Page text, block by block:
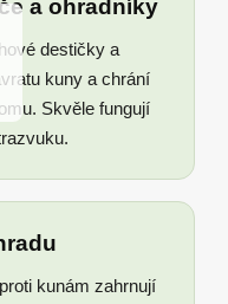
a ohradníky
destičky a
kuny a chrání
Skvěle fungují
kunám zahrnují